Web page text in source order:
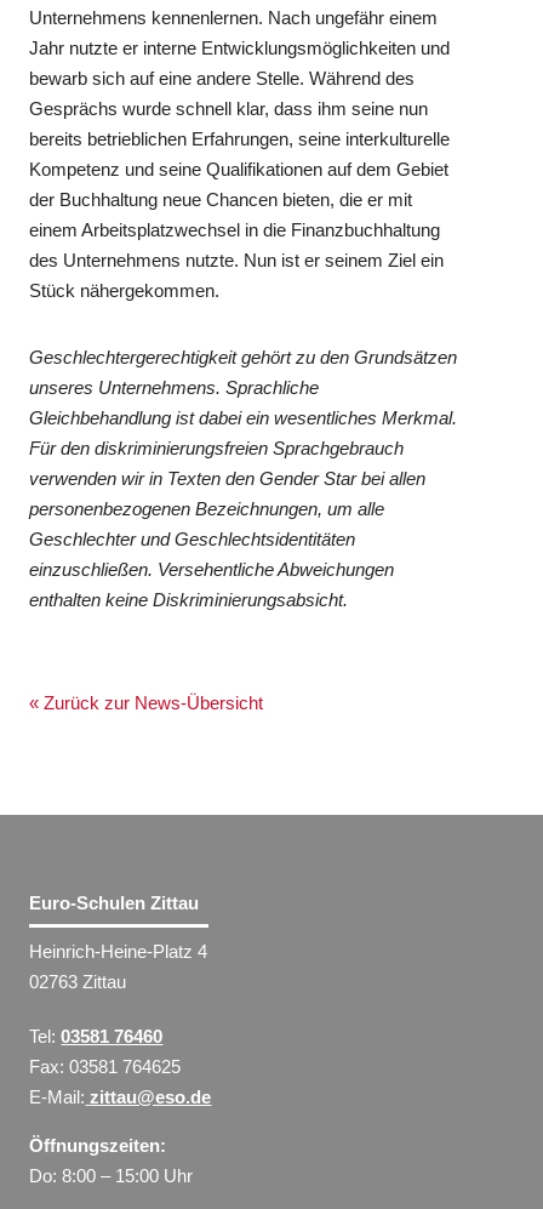
Unternehmens kennenlernen. Nach ungefähr einem
Jahr nutzte er interne Entwicklungsmöglichkeiten und
bewarb sich auf eine andere Stelle. Während des
Gesprächs wurde schnell klar, dass ihm seine nun
bereits betrieblichen Erfahrungen, seine interkulturelle
Kompetenz und seine Qualifikationen auf dem Gebiet
der Buchhaltung neue Chancen bieten, die er mit
einem Arbeitsplatzwechsel in die Finanzbuchhaltung
des Unternehmens nutzte. Nun ist er seinem Ziel ein
Stück nähergekommen.
Geschlechtergerechtigkeit gehört zu den Grundsätzen
unseres Unternehmens. Sprachliche
Gleichbehandlung ist dabei ein wesentliches Merkmal.
Für den diskriminierungsfreien Sprachgebrauch
verwenden wir in Texten den Gender Star bei allen
personenbezogenen Bezeichnungen, um alle
Geschlechter und Geschlechtsidentitäten
einzuschließen. Versehentliche Abweichungen
enthalten keine Diskriminierungsabsicht.
« Zurück zur News-Übersicht
Euro-Schulen Zittau
Heinrich-Heine-Platz 4
02763 Zittau
Tel:03581 76460
Fax: 03581 764625
E-Mail: zittau@eso.de
Öffnungszeiten:
Do: 8:00 – 15:00 Uhr